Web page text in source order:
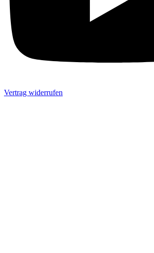
Vertrag widerrufen